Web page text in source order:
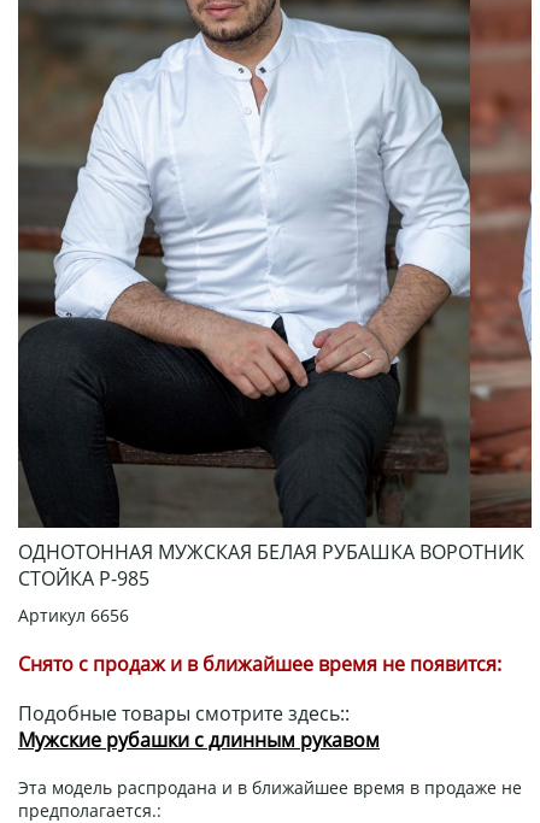
ОДНОТОННАЯ МУЖСКАЯ БЕЛАЯ РУБАШКА ВОРОТНИК
СТОЙКА Р-985
Артикул 6656
Снято с продаж и в ближайшее время не появится:
Подобные товары смотрите здесь::
Мужские рубашки с длинным рукавом
Эта модель распродана и в ближайшее время в продаже не
предполагается.: